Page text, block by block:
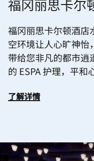
福冈丽思卡尔
福冈丽思卡尔顿酒店
空环境让人心旷神怡
带给您非凡的都市逍
的 ESPA 护理，平和
了解详情